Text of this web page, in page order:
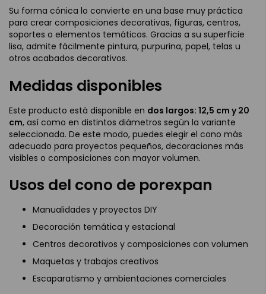
Su forma cónica lo convierte en una base muy práctica
para crear composiciones decorativas, figuras, centros,
soportes o elementos temáticos. Gracias a su superficie
lisa, admite fácilmente pintura, purpurina, papel, telas u
otros acabados decorativos.
Medidas disponibles
Este producto está disponible en dos largos: 12,5 cm y 20
cm, así como en distintos diámetros según la variante
seleccionada. De este modo, puedes elegir el cono más
adecuado para proyectos pequeños, decoraciones más
visibles o composiciones con mayor volumen.
Usos del cono de porexpan
Manualidades y proyectos DIY
Decoración temática y estacional
Centros decorativos y composiciones con volumen
Maquetas y trabajos creativos
Escaparatismo y ambientaciones comerciales